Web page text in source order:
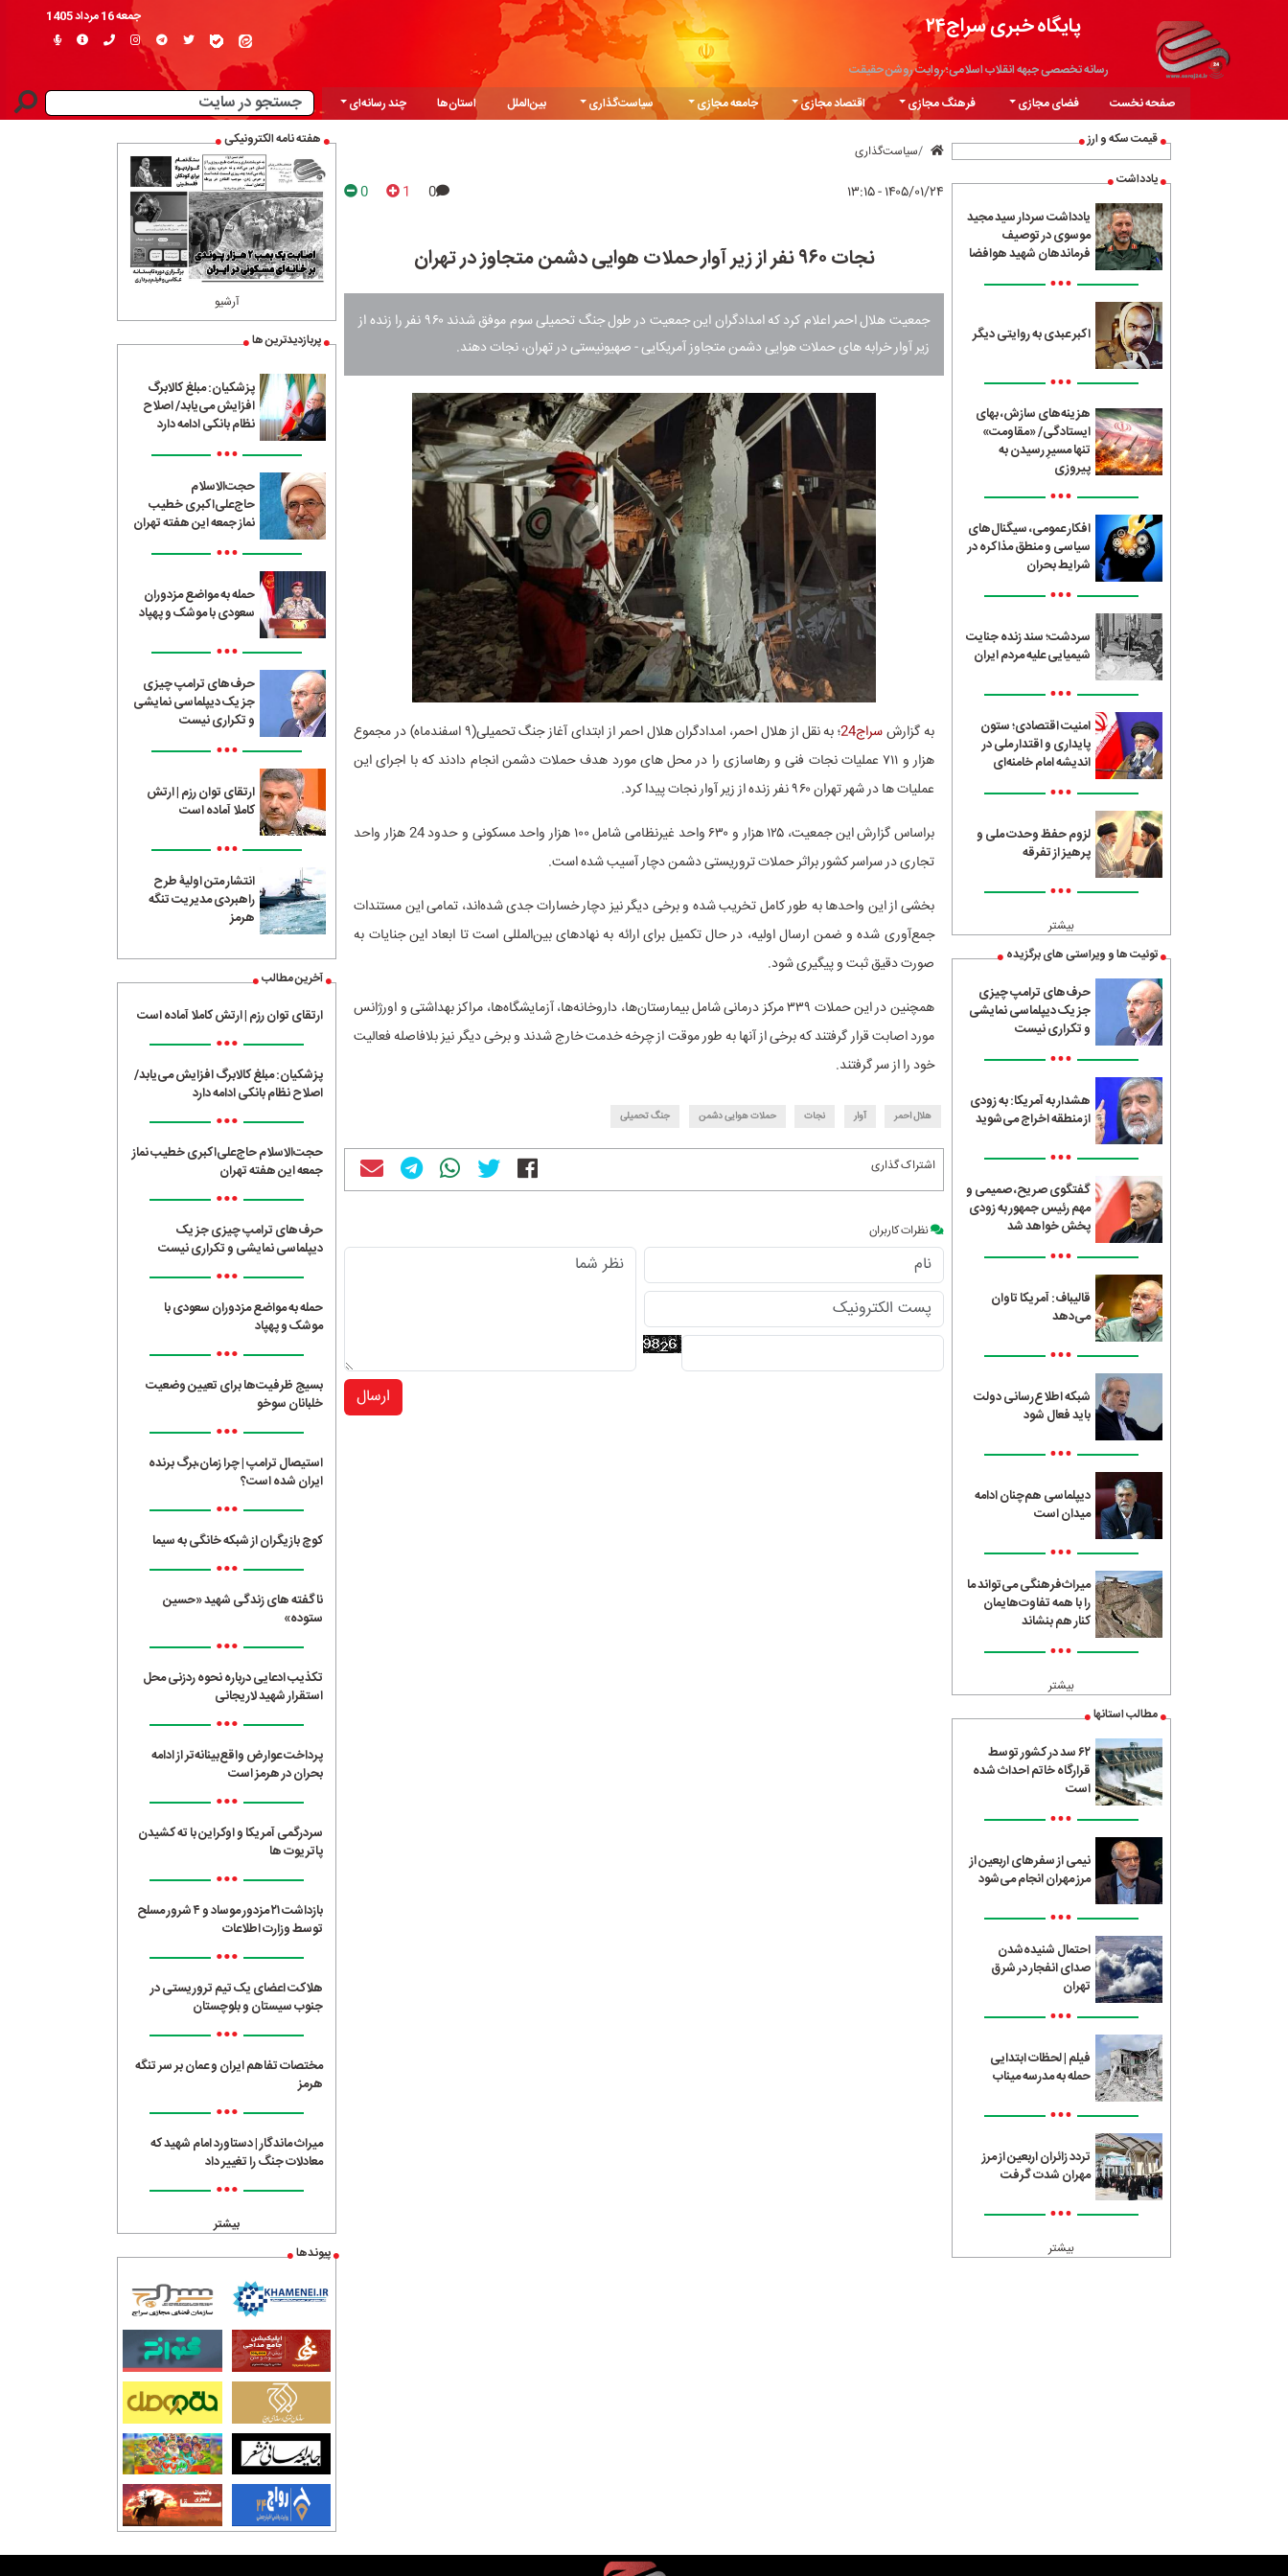
پایگاه خبری سراج۲۴
رسانه تخصصی جبهه انقلاب اسلامی؛ روایت روشن حقیقت
جمعه 16 مرداد 1405
صفحه نخست فضای مجازی فرهنگ مجازی اقتصاد مجازی جامعه مجازی سیاست‌گذاری بین‌الملل استان‌ها
چند رسانه‌ای
قیمت سکه و ارز
یادداشت
یادداشت سردار سید مجید
موسوی در توصیف
فرماندهان شهید هوافضا
•••
اکبر عبدی به روایتی دیگر
•••
هزینه‌های سازش، بهای
ایستادگی/ «مقاومت»
تنها مسیرِ رسیدن به
پیروزی
•••
افکار عمومی، سیگنال‌های
سیاسی و منطق مذاکره در
شرایط بحران
•••
سردشت؛ سند زنده جنایت
شیمیایی علیه مردم ایران
•••
امنیت اقتصادی؛ ستون
پایداری و اقتدار ملی در
اندیشه امام خامنه‌ای
•••
لزوم حفظ وحدت ملی و
پرهیز از تفرقه
•••
بیشتر
توئیت ها و ویراستی های برگزیده
حرف‌های ترامپ چیزی
جز یک دیپلماسی نمایشی
و تکراری نیست
•••
هشدار به آمریکا: به زودی
از منطقه اخراج می‌شوید
•••
گفتگوی صریح، صمیمی و
مهم رئیس جمهور به زودی
پخش خواهد شد
•••
قالیباف: آمریکا تاوان
می‌دهد
•••
شبکه اطلاع‌رسانی دولت
باید فعال شود
•••
دیپلماسی هم‌چنان ادامه
میدان است
•••
میراث‌فرهنگی می‌تواند ما
را با همه تفاوت‌هایمان
کنار هم بنشاند
•••
بیشتر
مطالب استانها
۶۲ سد در کشور توسط
قرارگاه خاتم احداث شده
است
•••
نیمی از سفرهای اربعین از
مرز مهران انجام می‌شود
•••
احتمال شنیده‌شدن
صدای انفجار در شرق
تهران
•••
فیلم | لحظات ابتدایی
حمله به مدرسه میناب
•••
تردد زائران اربعین از مرز
مهران شدت گرفت
•••
بیشتر
سیاست‌گذاری
۱۴۰۵/۰۱/۲۴ - ۱۳:۱۵ 0
1
0
نجات ۹۶۰ نفر از زیر آوار حملات هوایی دشمن متجاوز در تهران
جمعیت هلال احمر اعلام کرد که امدادگران این جمعیت در طول جنگ تحمیلی سوم موفق شدند ۹۶۰ نفر را زنده از
زیر آوار خرابه های حملات هوایی دشمن متجاوز آمریکایی - صهیونیستی در تهران، نجات دهند.
به گزارشسراج24
؛ به نقل از هلال احمر، امدادگران هلال احمر از ابتدای آغاز جنگ تحمیلی(۹ اسفندماه) در مجموع
هزار و ۷۱۱ عملیات نجات فنی و رهاسازی را در محل های مورد هدف حملات دشمن انجام دادند که با اجرای این
عملیات ها در شهر تهران ۹۶۰ نفر زنده از زیر آوار نجات پیدا کرد.
براساس گزارش این جمعیت، ۱۲۵ هزار و ۶۳۰ واحد غیرنظامی شامل ۱۰۰ هزار واحد مسکونی و حدود 24 هزار واحد
تجاری در سراسر کشور براثر حملات تروریستی دشمن دچار آسیب شده است.
بخشی از این واحدها به طور کامل تخریب شده و برخی دیگر نیز دچار خسارات جدی شده‌اند، تمامی این مستندات
جمع‌آوری شده و ضمن ارسال اولیه، در حال تکمیل برای ارائه به نهادهای بین‌المللی است تا ابعاد این جنایات به
صورت دقیق ثبت و پیگیری شود.
همچنین در این حملات ۳۳۹ مرکز درمانی شامل بیمارستان‌ها، داروخانه‌ها، آزمایشگاه‌ها، مراکز بهداشتی و اورژانس
مورد اصابت قرار گرفتند که برخی از آنها به طور موقت از چرخه خدمت خارج شدند و برخی دیگر نیز بلافاصله فعالیت
خود را از سر گرفتند.
هلال احمر آوار نجات حملات هوایی دشمن جنگ تحمیلی
اشتراک گذاری
نظرات کاربران
ارسال
هفته نامه الکترونیکی
آرشیو
پربازدیدترین ها
پزشکیان: مبلغ کالابرگ
افزایش می‌یابد/ اصلاح
نظام بانکی ادامه دارد
•••
حجت‌الاسلام
حاج‌علی‌اکبری خطیب
نماز جمعه این هفته تهران
•••
حمله به مواضع مزدوران
سعودی با موشک و پهپاد
•••
حرف‌های ترامپ چیزی
جز یک دیپلماسی نمایشی
و تکراری نیست
•••
ارتقای توان رزم | ارتش
کاملا آماده است
•••
انتشار متن اولیۀ طرح
راهبردی مدیریت تنگه
هرمز
آخرین مطالب
ارتقای توان رزم | ارتش کاملا آماده است
•••
پزشکیان: مبلغ کالابرگ افزایش می‌یابد/
اصلاح نظام بانکی ادامه دارد
•••
حجت‌الاسلام حاج‌علی‌اکبری خطیب نماز
جمعه این هفته تهران
•••
حرف‌های ترامپ چیزی جز یک
دیپلماسی نمایشی و تکراری نیست
•••
حمله به مواضع مزدوران سعودی با
موشک و پهپاد
•••
بسیج ظرفیت‌ها برای تعیین وضعیت
خلبانان سوخو
•••
استیصال ترامپ | چرا زمان،برگ برنده
ایران شده است؟
•••
کوچ بازیگران از شبکه خانگی به سیما
•••
ناگفته های زندگی شهید «حسین
ستوده»
•••
تکذیب ادعایی درباره نحوه ردزنی محل
استقرار شهید لاریجانی
•••
پرداخت عوارض واقع‌بینانه‌تر از ادامه
بحران در هرمز است
•••
سردرگمی آمریکا و اوکراین با ته کشیدن
پاتریوت ها
•••
بازداشت ۲۱ مزدور موساد و ۴ شرور مسلح
توسط وزارت اطلاعات
•••
هلاکت اعضای یک تیم تروریستی در
جنوب سیستان و بلوچستان
•••
مختصات تفاهم ایران و عمان بر سر تنگه
هرمز
•••
میراث ماندگار | دستاورد امام شهید که
معادلات جنگ را تغییر داد
•••
بیشتر
پیوندها